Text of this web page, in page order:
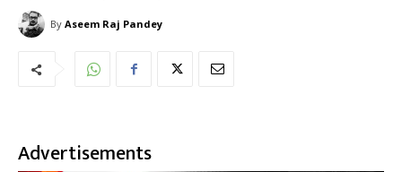
By Aseem Raj Pandey
Advertisements